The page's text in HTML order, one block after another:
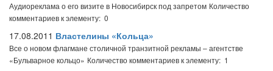
Аудиореклама о его визите в Новосибирск под запретом Количество
комментариев к элементу: 0
17.08.2011 Властелины «Кольца»
Все о новом флагмане столичной транзитной рекламы – агентстве
«Бульварное кольцо» Количество комментариев к элементу: 1